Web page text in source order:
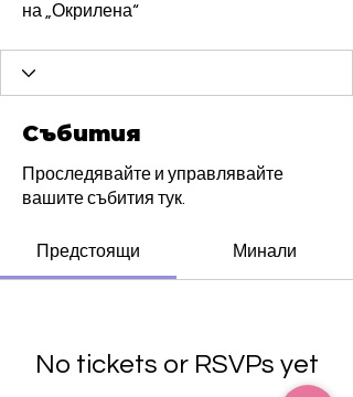
на „Окрилена“
Събития
Проследявайте и управлявайте
вашите събития тук.
Предстоящи Минали
No tickets or RSVPs yet